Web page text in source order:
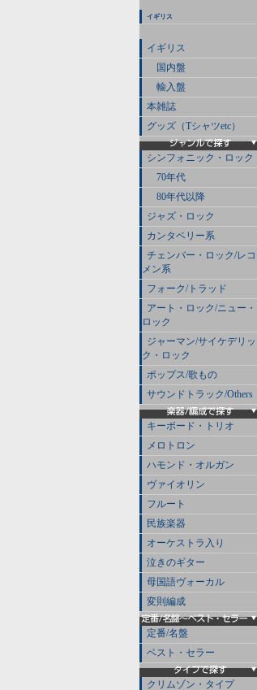
イギリス
イギリス
国内盤
輸入盤
本雑誌
グッズ（Tシャツetc）
シンフォニック・ロック
70年代
80年代以降
ジャズ・ロック
カンタベリー系
チェンバー・ロック/レコ
メン系
フォーク/トラッド
アート・ロック/ニュー・
ロック
ジャーマン/サイケデリッ
ク・ロック
ポップス/歌もの
サウンドトラック/Others
キーボード・トリオ
メロトロン
ハモンド・オルガン
ヴァイオリン
フルート
民族楽器
オーケストラ入り
泣きのギター
母国語ヴォーカル
変則編成
定番/名盤
ベスト・セラー
クリムゾン・タイプ